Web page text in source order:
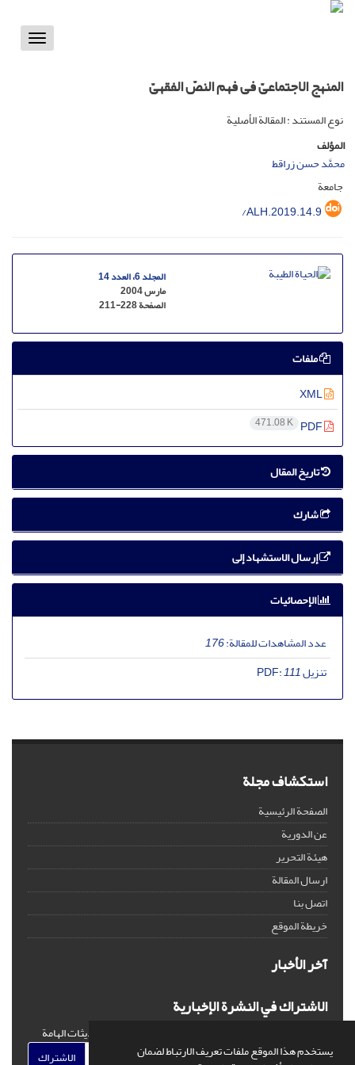
يستخدم هذا الموقع ملفات تعريف الارتباط لضمان
Toggle
المنهج الاجتماعیّ فی فهم النصّ الفقهیّ
نوع المستند : المقالة الأصلية
المؤلف
محمَّد حسن زراقط
جامعة
/ALH.2019.14.9
المجلد 6، العدد 14
مارس 2004
الصفحة211-228
ملفات
471.08 K
تاریخ المقال
شارك
إرسال الاستشهاد إلى
الإحصائيات
عدد المشاهدات للمقالة:176
تنزیل PDF:111
استكشاف مجلة
الصفحة الرئيسية
عن الدورية
هيئة التحرير
ارسال المقالة
اتصل بنا
خريطة الموقع
آخر الأخبار
الاشتراك في النشرة الإخبارية
اشترك في النشرة الإخبارية لدينا للحصول على الأخبار والتحديثات الهامة
الاشتراك